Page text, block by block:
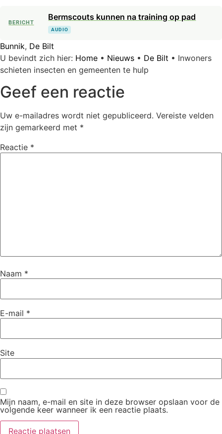
BERICHT
Bermscouts kunnen na training op pad
AUDIO
Bunnik, De Bilt
U bevindt zich hier: Home • Nieuws • De Bilt • Inwoners
schieten insecten en gemeenten te hulp
Geef een reactie
Uw e-mailadres wordt niet gepubliceerd. Vereiste velden
zijn gemarkeerd met *
Reactie *
Naam *
E-mail *
Site
Mijn naam, e-mail en site in deze browser opslaan voor de
volgende keer wanneer ik een reactie plaats.